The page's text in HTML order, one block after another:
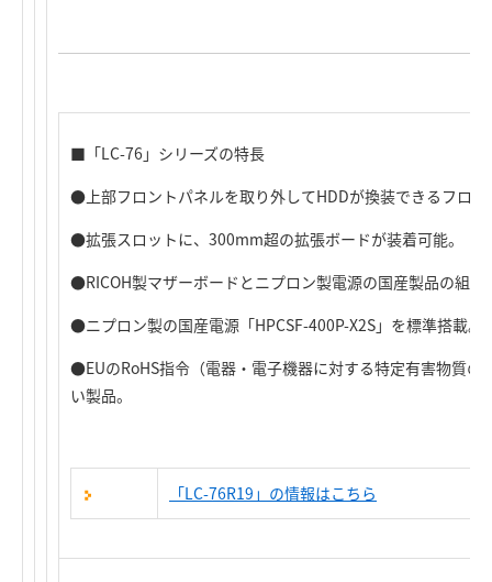
■「LC-76」シリーズの特長
●上部フロントパネルを取り外してHDDが換装できるフロ
●拡張スロットに、300mm超の拡張ボードが装着可能。
●RICOH製マザーボードとニプロン製電源の国産製品の組
●ニプロン製の国産電源「HPCSF-400P-X2S」を標準搭載。
●EUのRoHS指令（電器・電子機器に対する特定有害物質の
い製品。
「LC-76R19」の情報はこちら